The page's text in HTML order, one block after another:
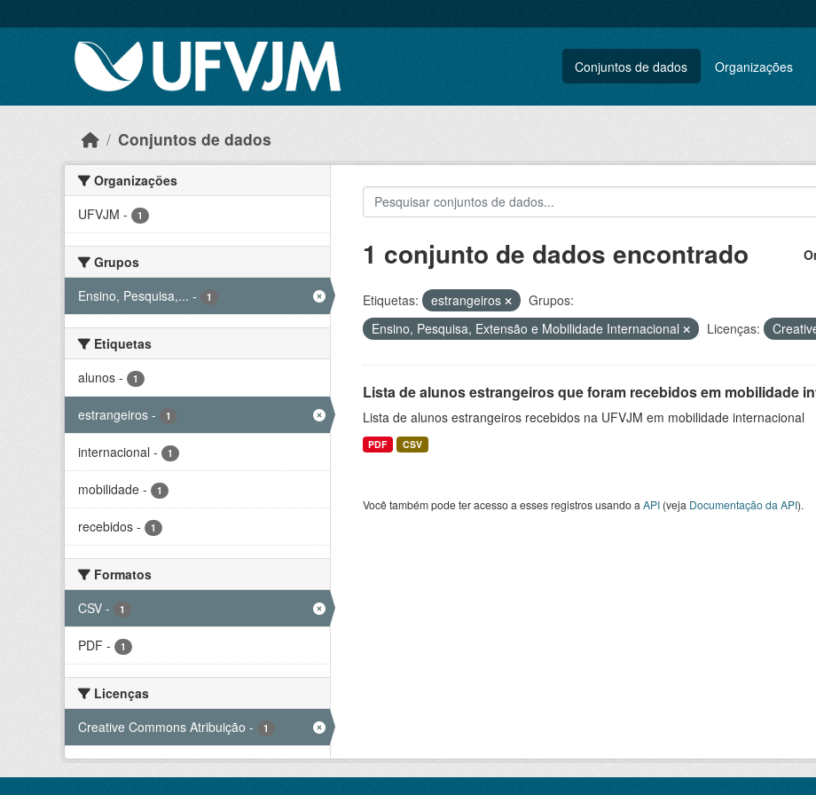
Conjuntos de dados Organizações
Conjuntos de dados
Organizações
UFVJM - 1
Grupos
Ensino, Pesquisa,... - 1
Etiquetas
alunos - 1
estrangeiros - 1
internacional - 1
mobilidade - 1
recebidos - 1
Formatos
CSV - 1
PDF - 1
Licenças
Creative Commons Atribuição - 1
1 conjunto de dados encontrado
Etiquetas: estrangeiros
Grupos:
Ensino, Pesquisa, Extensão e Mobilidade Internacional
Licenças:
Lista de alunos estrangeiros que foram recebidos em mobilidade
Lista de alunos estrangeiros recebidos na UFVJM em mobilidade internacional
PDF CSV
Você também pode ter acesso a esses registros usando a API(veja Documentação da API).